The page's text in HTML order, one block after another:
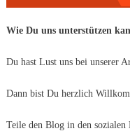
Wie Du uns unterstützen
Du hast Lust uns bei unserer
Dann bist Du herzlich
Teile den Blog in den sozialen